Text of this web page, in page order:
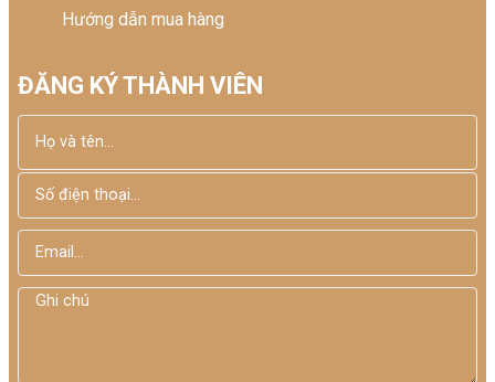
Hướng dẫn mua hàng
ĐĂNG KÝ THÀNH VIÊN